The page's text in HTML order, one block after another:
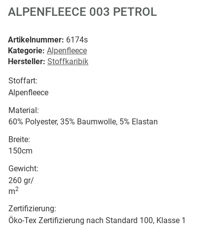
ALPENFLEECE 003 PETROL
Artikelnummer: 6174s
Kategorie: Alpenfleece
Hersteller: Stoffkaribik
Stoffart:
Alpenfleece
Material:
60% Polyester, 35% Baumwolle, 5% Elastan
Breite:
150cm
Gewicht:
260 gr/
m2
Zertifizierung:
Öko-Tex Zertifizierung nach Standard 100, Klasse 1